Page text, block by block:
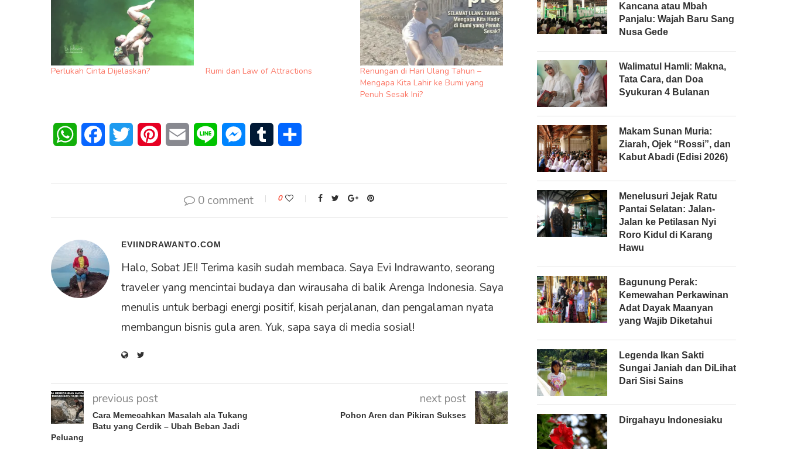
Perlukah Cinta Dijelaskan? Rumi dan Law of Attractions
Renungan di Hari Ulang Tahun –
Mengapa Kita Lahir ke Bumi yang
Penuh Sesak Ini?
WhatsAppFacebookTwitter PinterestEmail Line Messenger
Tumblr
0 comment 0
EVIINDRAWANTO.COM
Halo, Sobat JEI! Terima kasih sudah membaca. Saya Evi Indrawanto, seorang
traveler yang mencintai budaya dan wirausaha di balik Arenga Indonesia. Saya
menulis untuk berbagi energi positif, kisah perjalanan, dan pengalaman nyata
membangun bisnis gula aren. Yuk, sapa saya di media sosial!
previous post
Cara Memecahkan Masalah ala Tukang
Batu yang Cerdik – Ubah Beban Jadi
Peluang
next post
Pohon Aren dan Pikiran Sukses
Kancana atau Mbah
Panjalu: Wajah Baru Sang
Nusa Gede
Walimatul Hamli: Makna,
Tata Cara, dan Doa
Syukuran 4 Bulanan
Makam Sunan Muria:
Ziarah, Ojek “Rossi”, dan
Kabut Abadi (Edisi 2026)
Menelusuri Jejak Ratu
Pantai Selatan: Jalan-
Jalan ke Petilasan Nyi
Roro Kidul di Karang
Hawu
Bagunung Perak:
Kemewahan Perkawinan
Adat Dayak Maanyan
yang Wajib Diketahui
Legenda Ikan Sakti
Sungai Janiah dan DiLihat
Dari Sisi Sains
Dirgahayu Indonesiaku